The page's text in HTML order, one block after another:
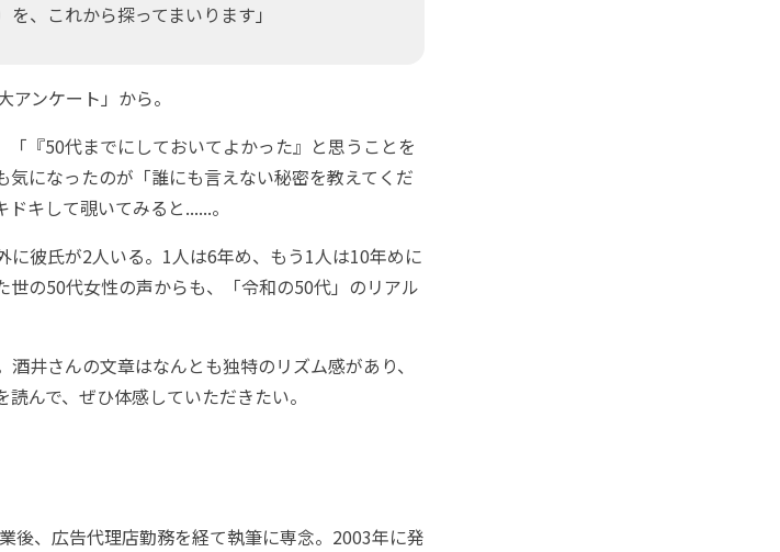
、これから探ってまいります」
ンケート」から。
『50代までにしておいてよかった』と思うことを
になったのが「誰にも言えない秘密を教えてくだ
キして覗いてみると......。
彼氏が2人いる。1人は6年め、もう1人は10年めに
の50代女性の声からも、「令和の50代」のリアル
井さんの文章はなんとも独特のリズム感があり、
んで、ぜひ体感していただきたい。
後、広告代理店勤務を経て執筆に専念。2003年に発